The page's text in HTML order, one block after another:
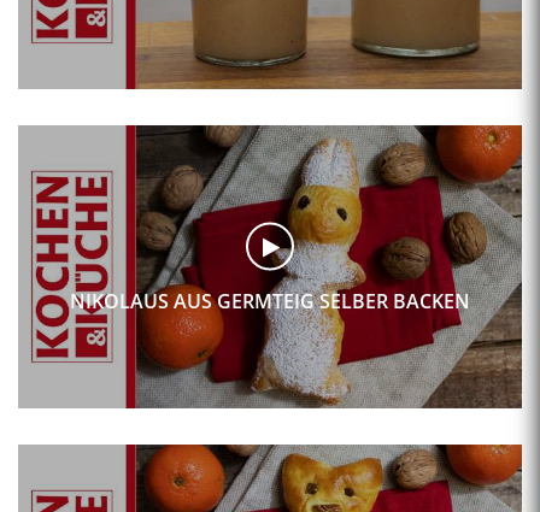
NIKOLAUS AUS GERMTEIG SELBER BACKEN